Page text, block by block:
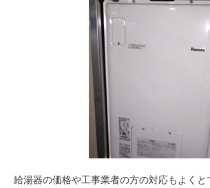
給湯器の価格や工事業者の方の対応もよく